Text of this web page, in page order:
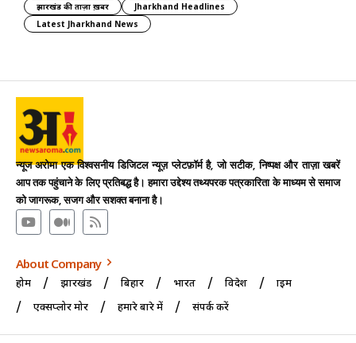
झारखंड की ताज़ा ख़बर
Jharkhand Headlines
Latest Jharkhand News
न्यूज अरोमा एक विश्वसनीय डिजिटल न्यूज़ प्लेटफ़ॉर्म है, जो सटीक, निष्पक्ष और ताज़ा खबरें
आप तक पहुंचाने के लिए प्रतिबद्ध है। हमारा उद्देश्य तथ्यपरक पत्रकारिता के माध्यम से समाज
को जागरूक, सजग और सशक्त बनाना है।
About Company
होम झारखंड बिहार भारत विदेश
क्राइम
एक्सप्लोर मोर
हमारे बारे में संपर्क करें